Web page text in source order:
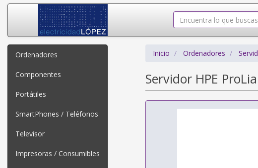
Ordenadores
Componentes
Portátiles
SmartPhones / Teléfonos
Televisor
Impresoras / Consumibles
Inicio Ordenadores
Servidor HPE